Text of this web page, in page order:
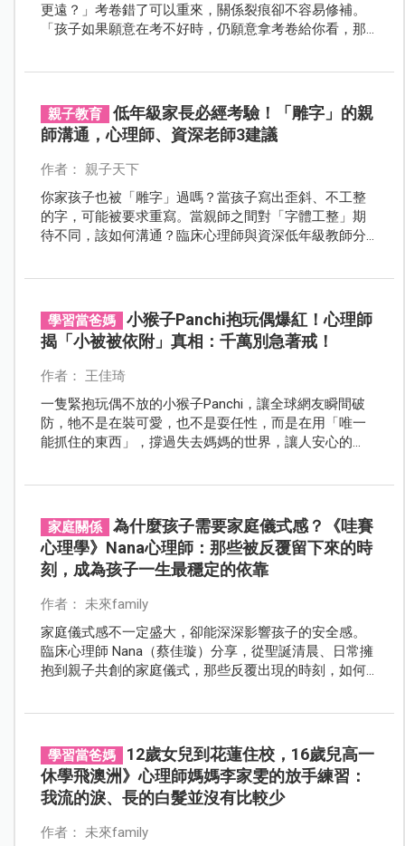
更遠？」考卷錯了可以重來，關係裂痕卻不容易修補。
「孩子如果願意在考不好時，仍願意拿考卷給你看，那
親子教育
低年級家長必經考驗！「雕字」的親
師溝通，心理師、資深老師3建議
作者： 親子天下
你家孩子也被「雕字」過嗎？當孩子寫出歪斜、不工整
的字，可能被要求重寫。當親師之間對「字體工整」期
待不同，該如何溝通？臨床心理師與資深低年級教師分
學習當爸媽
小猴子Panchi抱玩偶爆紅！心理師
揭「小被被依附」真相：千萬別急著戒！
作者： 王佳琦
一隻緊抱玩偶不放的小猴子Panchi，讓全球網友瞬間破
防，牠不是在裝可愛，也不是耍任性，而是在用「唯一
能抓住的東西」，撐過失去媽媽的世界，讓人安心的
家庭關係
為什麼孩子需要家庭儀式感？《哇賽
心理學》Nana心理師：那些被反覆留下來的時
刻，成為孩子一生最穩定的依靠
作者： 未來family
家庭儀式感不一定盛大，卻能深深影響孩子的安全感。
臨床心理師 Nana（蔡佳璇）分享，從聖誕清晨、日常擁
抱到親子共創的家庭儀式，那些反覆出現的時刻，如何
學習當爸媽
12歲女兒到花蓮住校，16歲兒高一
休學飛澳洲》心理師媽媽李家雯的放手練習：
我流的淚、長的白髮並沒有比較少
作者： 未來family